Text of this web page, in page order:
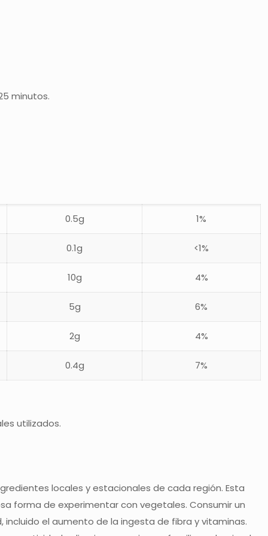
minutos.
0.5g 1%
0.1g <1%
10g 4%
5g 6%
2g 4%
0.4g 7%
utilizados.
locales y estacionales de cada región. Esta
forma de experimentar con vegetales. Consumir un
el aumento de la ingesta de fibra y vitaminas.